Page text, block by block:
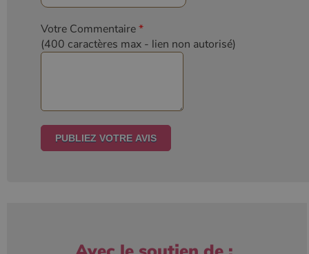
Votre Commentaire*
(400 caractères max - lien non autorisé)